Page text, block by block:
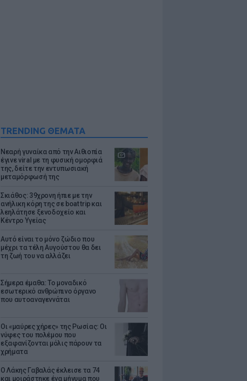
TRENDING ΘΕΜΑΤΑ
Νεαρή γυναίκα από την Αιθιοπία
έγινε viral με τη φυσική ομορφιά
της, δείτε την εντυπωσιακή
μεταμόρφωσή της
Σκιάθος: 39χρονη ήπιε με την
ανήλικη κόρη της σε boat trip και
λεηλάτησε ξενοδοχείο και
Κέντρο Υγείας
Αυτό είναι το μόνο ζώδιο που
μέχρι τα τέλη Αυγούστου θα δει
τη ζωή του να αλλάζει
Σήμερα έμαθα: Το μοναδικό
εσωτερικό ανθρώπινο όργανο
που αυτοαναγεννάται
Οι «μαύρες χήρες» της Ρωσίας: Οι
νύφες του πολέμου που
εξαφανίζονται μόλις πάρουν τα
χρήματα
Ο Λάκης Γαβαλάς έκλεισε τα 74
και μοιράστηκε ένα μήνυμα που